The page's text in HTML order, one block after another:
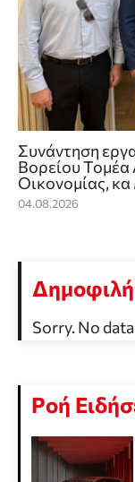
Συνάντηση
Βορείου
Οικονομίας,
04.08.2026
Sorry. No
Ροή